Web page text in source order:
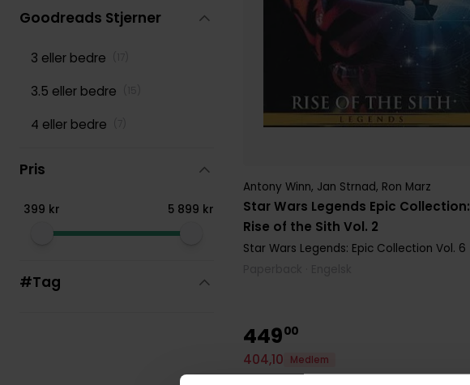
Star Wars Legends Epic Collection:
Rise of the Sith Vol. 2
Antony Winn, Jan Strnad, Ron Marz
Star Wars Legends: Epic Collection Vol. 6
44900
404,10
Medlem
Goodreads Stjerner
3 eller bedre
3.5 eller bedre
4 eller bedre
Pris
399 kr 5 899 kr
#Tag